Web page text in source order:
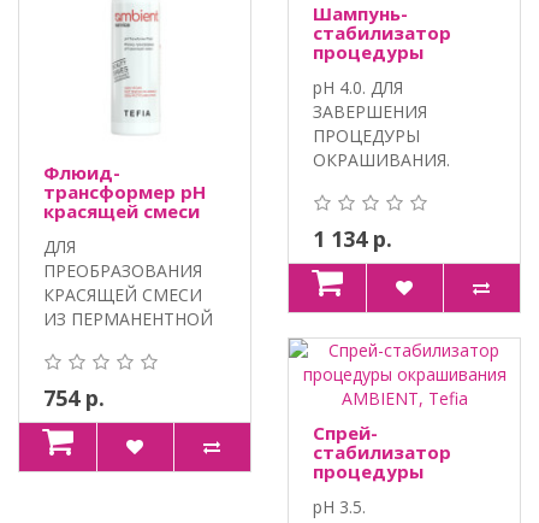
Флюид-
трансформер pH
красящей смеси
ДЛЯ
ПРЕОБРАЗОВАНИЯ
КРАСЯЩЕЙ СМЕСИ
ИЗ ПЕРМАНЕНТНОЙ
ПОЛУПЕРМАНЕНТНУЮ.
100% VEGA..
754 р.
Шампунь-
стабилизатор
процедуры
AMBIENT, Tefia
pH 4.0. ДЛЯ
ЗАВЕРШЕНИЯ
ПРОЦЕДУРЫ
ОКРАШИВАНИЯ.
ПАНТЕНОЛ,
ЭКСТРАКТ ЛИ..
1 134 р.
Спрей-
стабилизатор
процедуры
AMBIENT, Tefia
pH 3.5.